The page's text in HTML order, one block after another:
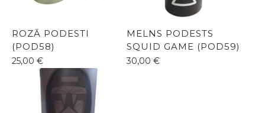
ROZĀ PODESTI
(POD58)
25,00 €
MELNS PODESTS
SQUID GAME (POD59)
30,00 €